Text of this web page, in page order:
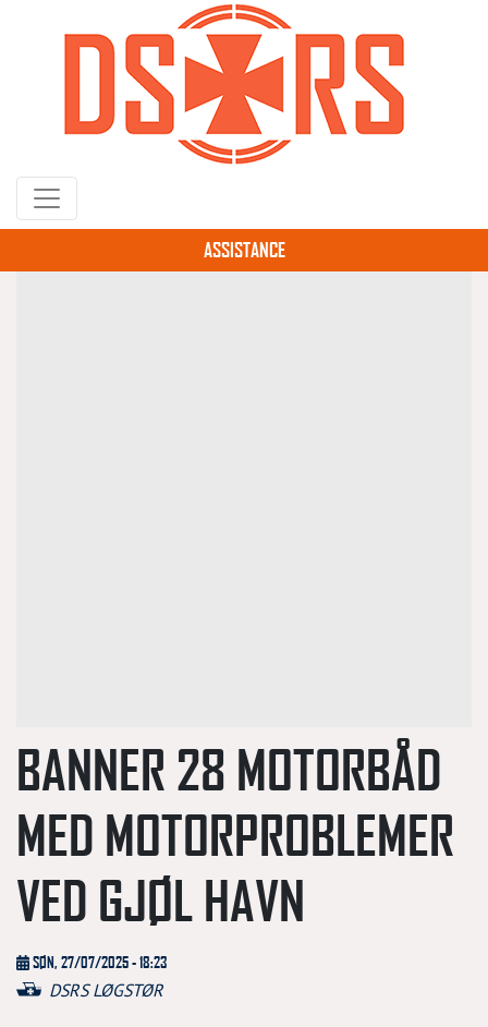
hovedindhold
ASSISTANCE
BANNER 28 MOTORBÅD
MED MOTORPROBLEMER
VED GJØL HAVN
SØN, 27/07/2025 - 18:23
DSRS LØGSTØR